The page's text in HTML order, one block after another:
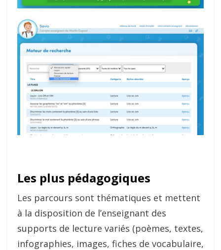
Les plus pédagogiques
Les parcours sont thématiques et mettent
à la disposition de l’enseignant des
supports de lecture variés (poèmes, textes,
infographies, images, fiches de vocabulaire,